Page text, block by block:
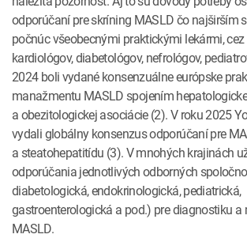
odporúčaní pre skríning MASLD čo najširším
počnúc všeobecnými praktickými lekármi, cez
kardiológov, diabetológov, nefrológov,
2024 boli vydané konsenzuálne európske
manažmentu MASLD spojením
a obezitologickej asociácie (2). V roku 2025
vydali globálny konsenzus odporúčaní pre
a steatohepatitídu (3). V mnohých krajinách
odporúčania jednotlivých odborných
diabetologická, endokrinologická, pediatrická,
gastroenterologická a pod.) pre diagnostiku
MASLD.